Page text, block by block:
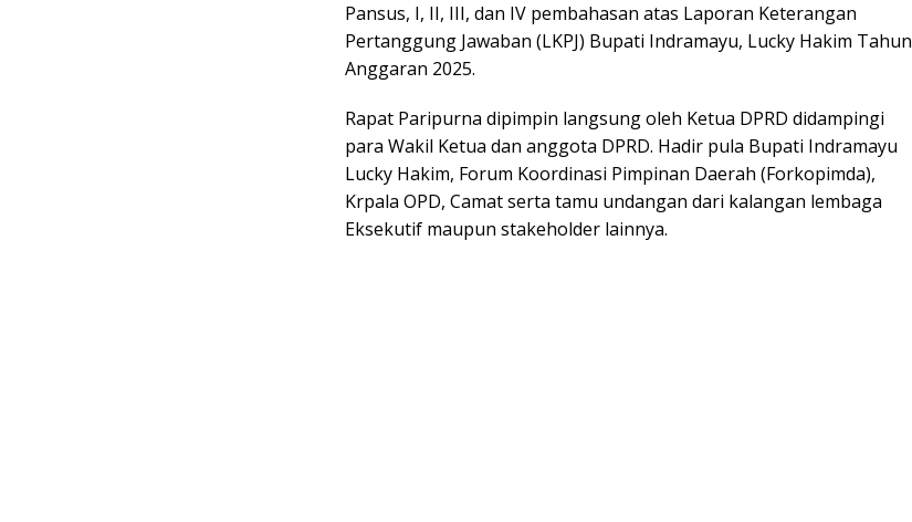
Pansus, I, II, III, dan IV pembahasan atas Laporan Keterangan
Pertanggung Jawaban (LKPJ) Bupati Indramayu, Lucky Hakim Tahun
Anggaran 2025.
Rapat Paripurna dipimpin langsung oleh Ketua DPRD didampingi
para Wakil Ketua dan anggota DPRD. Hadir pula Bupati Indramayu
Lucky Hakim, Forum Koordinasi Pimpinan Daerah (Forkopimda),
Krpala OPD, Camat serta tamu undangan dari kalangan lembaga
Eksekutif maupun stakeholder lainnya.